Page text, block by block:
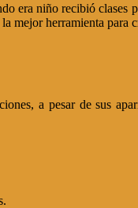
era niño recibió clases
mejor herramienta para
a pesar de sus